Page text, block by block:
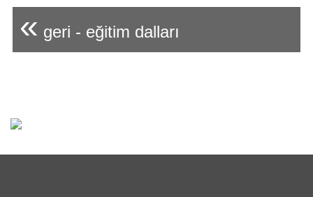
« geri - eğitim dalları